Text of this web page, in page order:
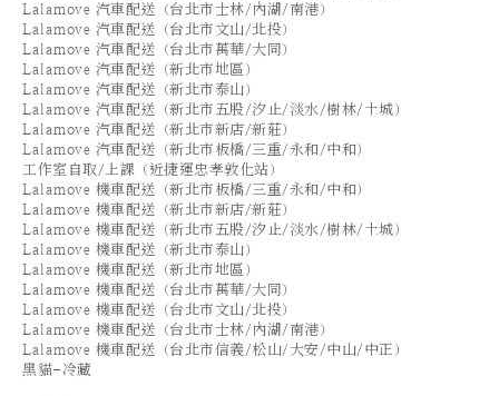
Lalamove 汽車配送（台北市士林/內湖/南港）
Lalamove 汽車配送（台北市文山/北投）
Lalamove 汽車配送（台北市萬華/大同）
Lalamove 汽車配送（新北市地區）
Lalamove 汽車配送（新北市泰山）
Lalamove 汽車配送（新北市五股/汐止/淡水/樹林/土城）
Lalamove 汽車配送（新北市新店/新莊）
Lalamove 汽車配送（新北市板橋/三重/永和/中和）
工作室自取/上課（近捷運忠孝敦化站）
Lalamove 機車配送（新北市板橋/三重/永和/中和）
Lalamove 機車配送（新北市新店/新莊）
Lalamove 機車配送（新北市五股/汐止/淡水/樹林/土城）
Lalamove 機車配送（新北市泰山）
Lalamove 機車配送（新北市地區）
Lalamove 機車配送（台北市萬華/大同）
Lalamove 機車配送（台北市文山/北投）
Lalamove 機車配送（台北市士林/內湖/南港）
Lalamove 機車配送（台北市信義/松山/大安/中山/中正）
黑貓-冷藏